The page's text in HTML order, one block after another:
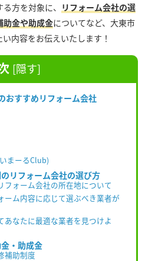
方を対象に、 リフォーム会社の選
助金や助成金についてなど、大東市
内容をお伝えいたします！
[隠す]
おすすめリフォーム会社
まーるClub)
リフォーム会社の選び方
フォーム会社の所在地について
ーム内容に応じて選ぶべき業者が
あなたに最適な業者を見つけよ
・助成金
補助制度